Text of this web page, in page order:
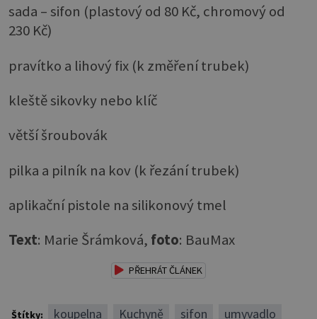
sada – sifon (plastový od 80 Kč, chromový od
230 Kč)
pravítko a lihový fix (k změření trubek)
kleště sikovky nebo klíč
větší šroubovák
pilka a pilník na kov (k řezání trubek)
aplikační pistole na silikonový tmel
Text: Marie Šrámková, foto: BauMax
PŘEHRÁT ČLÁNEK
Štítky: koupelna Kuchyně sifon umyvadlo